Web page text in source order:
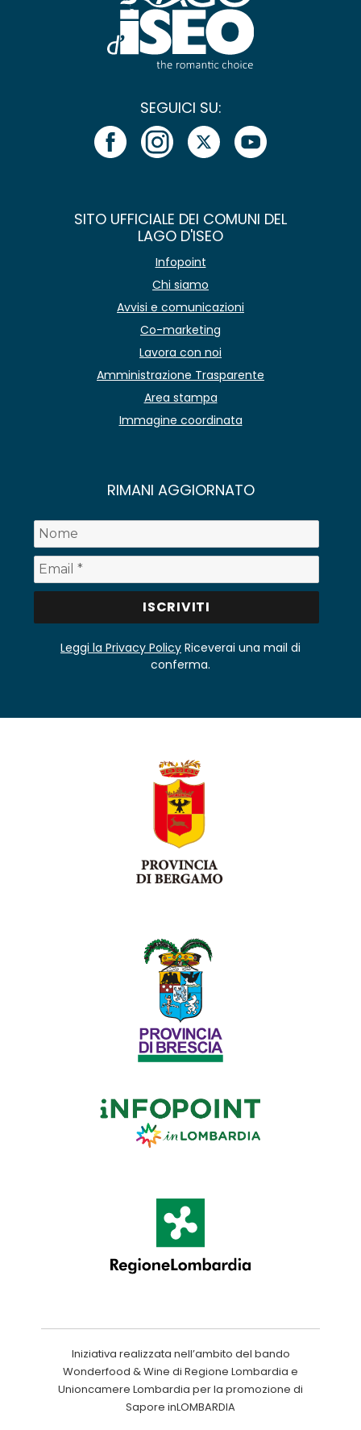
SEGUICI SU:
SITO UFFICIALE DEI COMUNI DEL
LAGO D'ISEO
Infopoint
Chi siamo
Avvisi e comunicazioni
Co-marketing
Lavora con noi
Amministrazione Trasparente
Area stampa
Immagine coordinata
RIMANI AGGIORNATO
Leggi la Privacy Policy Riceverai una mail di
conferma.
Iniziativa realizzata nell’ambito del bando
Wonderfood & Wine di Regione Lombardia e
Unioncamere Lombardia per la promozione di
Sapore inLOMBARDIA